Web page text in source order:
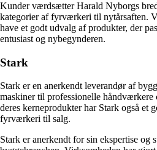
Kunder værdsætter Harald Nyborgs
kategorier af fyrværkeri til nytårsaften.
have et godt udvalg af produkter, der
entusiast og nybegynderen.
Stark
Stark er en anerkendt leverandør af
maskiner til professionelle
deres kerneprodukter har Stark også et
fyrværkeri til salg.
Stark er anerkendt for sin ekspertise og